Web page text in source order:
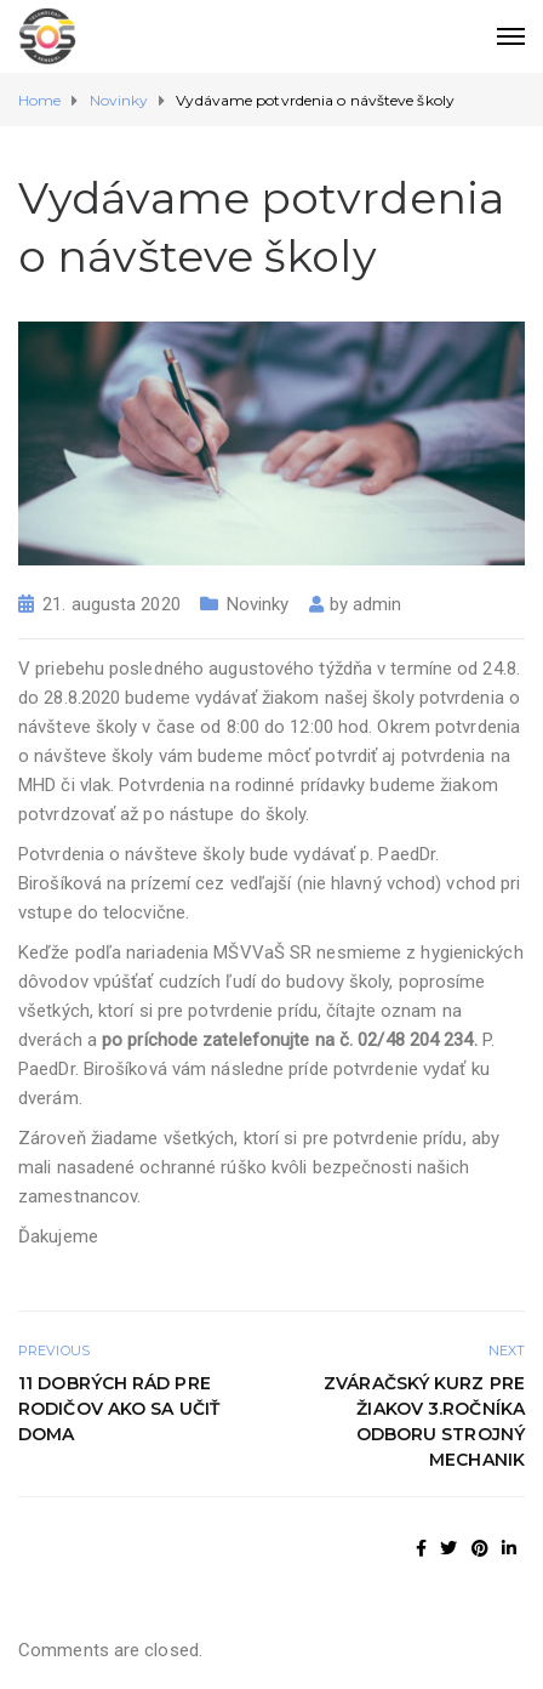
Home Novinky Vydávame potvrdenia o návšteve školy
Vydávame potvrdenia
o návšteve školy
21. augusta 2020 Novinky by admin
V priebehu posledného augustového týždňa v termíne od 24.8.
do 28.8.2020 budeme vydávať žiakom našej školy potvrdenia o
návšteve školy v čase od 8:00 do 12:00 hod. Okrem potvrdenia
o návšteve školy vám budeme môcť potvrdiť aj potvrdenia na
MHD či vlak. Potvrdenia na rodinné prídavky budeme žiakom
potvrdzovať až po nástupe do školy.
Potvrdenia o návšteve školy bude vydávať p. PaedDr.
Birošíková na prízemí cez vedľajší (nie hlavný vchod) vchod pri
vstupe do telocvične.
Keďže podľa nariadenia MŠVVaŠ SR nesmieme z hygienických
dôvodov vpúšťať cudzích ľudí do budovy školy, poprosíme
všetkých, ktorí si pre potvrdenie prídu, čítajte oznam na
dverách a po príchode zatelefonujte na č. 02/48 204 234.P.
PaedDr. Birošíková vám následne príde potvrdenie vydať ku
dverám.
Zároveň žiadame všetkých, ktorí si pre potvrdenie prídu, aby
mali nasadené ochranné rúško kvôli bezpečnosti našich
zamestnancov.
Ďakujeme
PREVIOUS
11 DOBRÝCH RÁD PRE
RODIČOV AKO SA UČIŤ
DOMA
NEXT
ZVÁRAČSKÝ KURZ PRE
ŽIAKOV 3.ROČNÍKA
ODBORU STROJNÝ
MECHANIK
Comments are closed.